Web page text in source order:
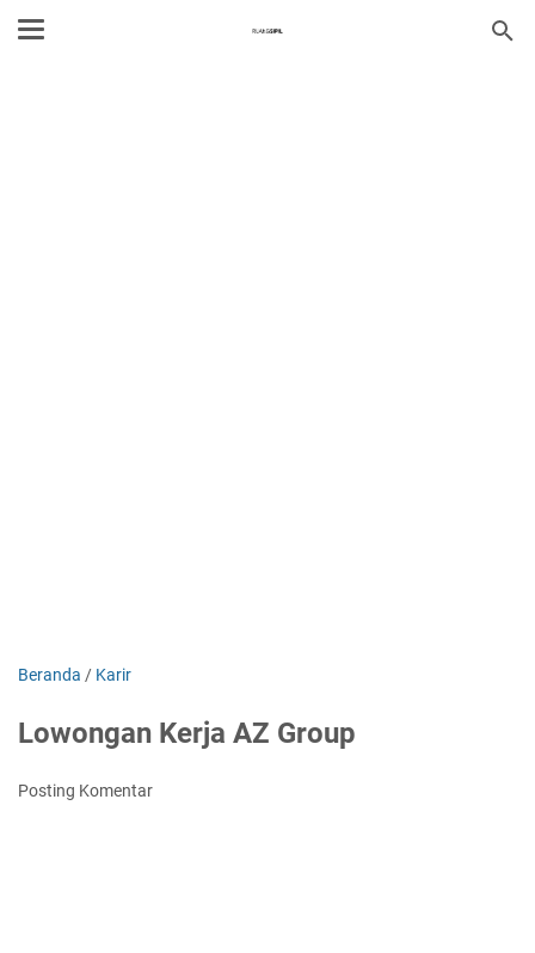
Beranda / Karir
Lowongan Kerja AZ Group
Posting Komentar